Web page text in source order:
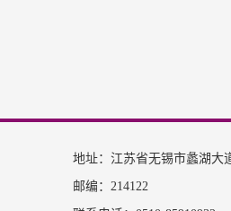
地址：江苏省无锡市蠡湖大
邮编：214122